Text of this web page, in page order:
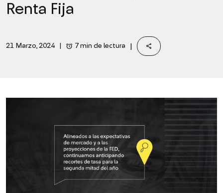
Renta Fija
21 Marzo, 2024 alarm 7 min de lectura | share